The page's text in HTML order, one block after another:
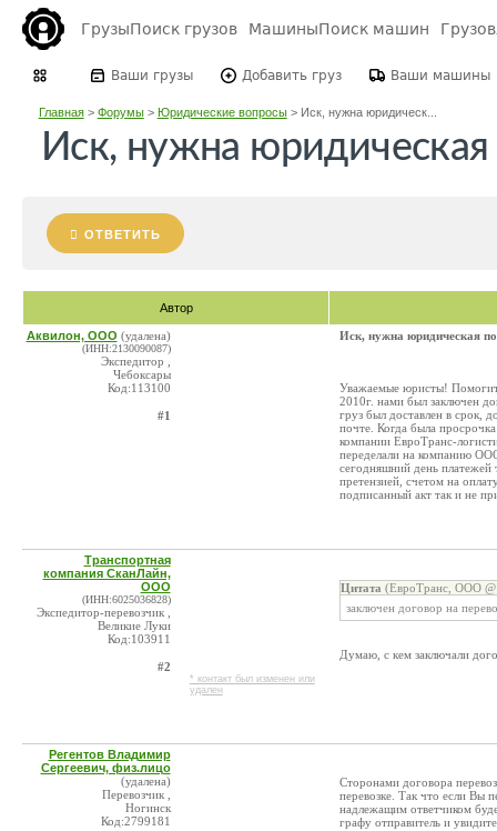
ГрузыПоиск грузов МашиныПоиск машин
Ваши грузы Добавить груз Ваши машины
Главная> Форумы> Юридические вопросы> Иск, нужна юридическ...
Иск, нужна
ОТВЕТИТЬ
Автор
Аквилон, ООО (удалена)
(ИНН:2130090087)
Экспедитор ,
Чебоксары
Код:113100
#1
Иск, нужна юридическая
Уважаемые юристы!
2010г. нами был заключен
груз был доставлен в срок,
почте. Когда была
компании ЕвроТранс-
переделали на компанию
сегодняшний день платежей
претензией, счетом на
подписанный акт так и не
Транспортная
компания СканЛайн,
ООО
(ИНН:6025036828)
Экспедитор-перевозчик ,
Великие Луки
Код:103911
#2
* контакт был изменен или
удален
Цитата (ЕвроТранс, ООО
заключен договор на
Думаю, с кем заключали
Регентов Владимир
Сергеевич, физ.лицо
(удалена)
Перевозчик ,
Ногинск
Код:2799181
Сторонами договора
перевозке. Так что если Вы
надлежащим ответчиком
графу отправитель и